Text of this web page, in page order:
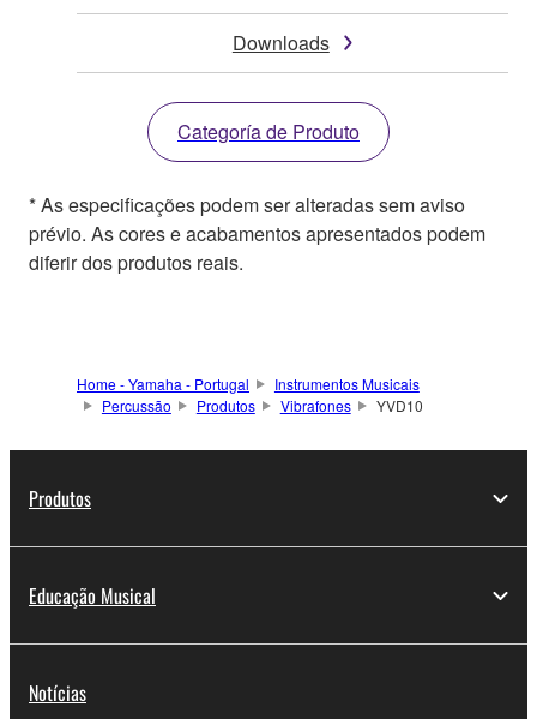
Downloads
Categoría de Produto
* As especificações podem ser alteradas sem aviso
prévio. As cores e acabamentos apresentados podem
diferir dos produtos reais.
Home - Yamaha - Portugal
Instrumentos Musicais
Percussão
Produtos Vibrafones YVD10
Produtos
Educação Musical
Notícias